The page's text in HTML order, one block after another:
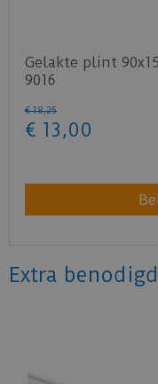
Gelakte plint
9016
€ 18,25
€ 13 ,00
Extra